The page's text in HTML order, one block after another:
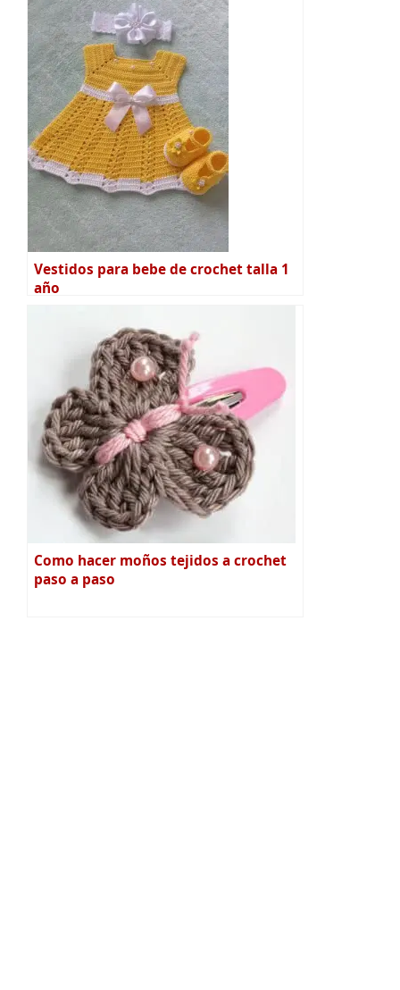
Vestidos para bebe de crochet talla 1
año
Como hacer moños tejidos a crochet
paso a paso